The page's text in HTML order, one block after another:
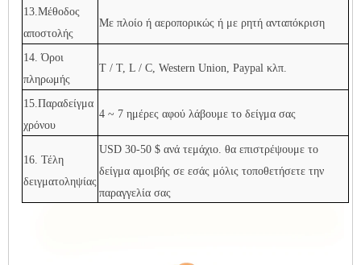
13.Μέθοδος
αποστολής
Με πλοίο ή αεροπορικώς ή με ρητή ανταπόκριση
14. Όροι
πληρωμής
T / T, L / C, Western Union, Paypal κλπ.
15.Παραδείγμα
χρόνου
4 ~ 7 ημέρες αφού λάβουμε το δείγμα σας
16. Τέλη
δειγματοληψίας
USD 30-50 $ ανά τεμάχιο. θα επιστρέψουμε το
δείγμα αμοιβής σε εσάς μόλις τοποθετήσετε την
παραγγελία σας